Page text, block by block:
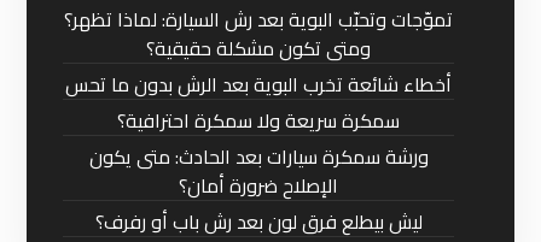
تموّجات وتحبّب البوية بعد رش السيارة: لماذا تظهر؟
ومتى تكون مشكلة حقيقية؟
أخطاء شائعة تخرب البوية بعد الرش بدون ما تحس
سمكرة سريعة ولا سمكرة احترافية؟
ورشة سمكرة سيارات بعد الحادث: متى يكون
الإصلاح ضرورة أمان؟
ليش بيطلع فرق لون بعد رش باب أو رفرف؟